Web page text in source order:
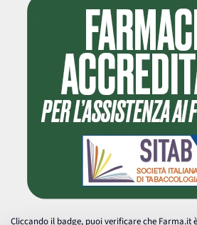
Cliccando il badge, puoi verificare che Farma.it